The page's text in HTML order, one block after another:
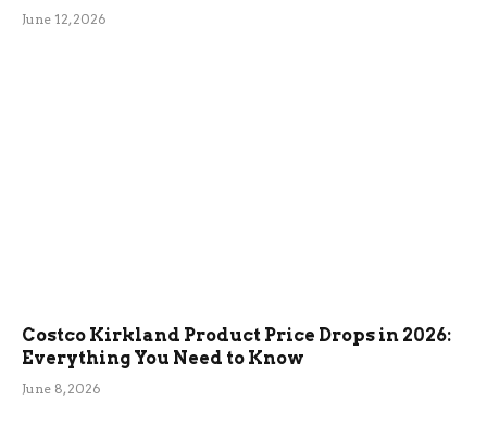
June 12, 2026
Costco Kirkland Product Price Drops in 2026:
Everything You Need to Know
June 8, 2026